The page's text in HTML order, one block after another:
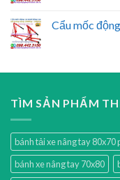
Cẩu mốc
TÌM SẢN PHẨM
bánh tải xe nâng tay 80x70
bánh xe nâng tay 70x80